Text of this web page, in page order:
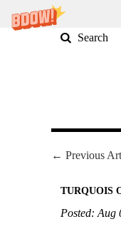
← Previous
TURQUOIS
Posted: Aug